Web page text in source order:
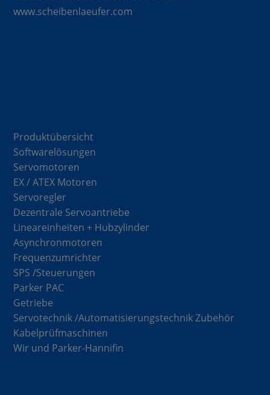
www.scheibenlaeufer.com
Produktübersicht
Softwarelösungen
Servomotoren
EX / ATEX Motoren
Servoregler
Dezentrale Servoantriebe
Lineareinheiten + Hubzylinder
Asynchronmotoren
Frequenzumrichter
SPS /Steuerungen
Parker PAC
Getriebe
Servotechnik /Automatisierungstechnik Zubehör
Kabelprüfmaschinen
Wir und Parker-Hannifin